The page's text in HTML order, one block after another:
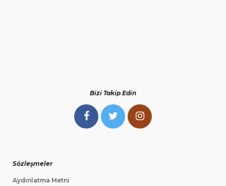
Bizi Takip Edin
Sözleşmeler
Aydınlatma Metni